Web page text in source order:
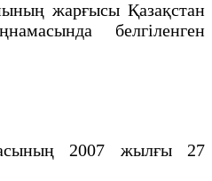
жарғысы Қазақстан
белгіленген
2007 жылғы 27